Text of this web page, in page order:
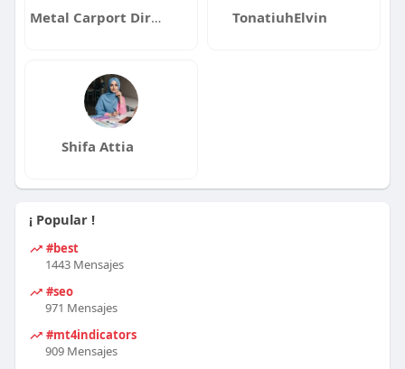
Metal Carport Direct TonatiuhElvin
Shifa Attia
¡ Popular !
#best
1443 Mensajes
#seo
971 Mensajes
#mt4indicators
909 Mensajes